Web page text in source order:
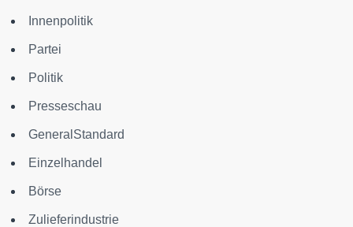
Innenpolitik
Partei
Politik
Presseschau
GeneralStandard
Einzelhandel
Börse
Zulieferindustrie